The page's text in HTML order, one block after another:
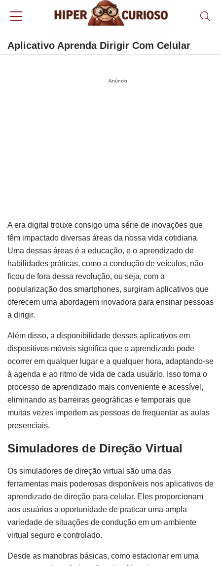
Aplicativo Aprenda Dirigir Com Celular
Anúncio
A era digital trouxe consigo uma série de inovações que
têm impactado diversas áreas da nossa vida cotidiana.
Uma dessas áreas é a educação, e o aprendizado de
habilidades práticas, como a condução de veículos, não
ficou de fora dessa revolução, ou seja, com a
popularização dos smartphones, surgiram aplicativos que
oferecem uma abordagem inovadora para ensinar pessoas
a dirigir.
Além disso, a disponibilidade desses aplicativos em
dispositivos móveis significa que o aprendizado pode
ocorrer em qualquer lugar e a qualquer hora, adaptando-se
à agenda e ao ritmo de vida de cada usuário. Isso torna o
processo de aprendizado mais conveniente e acessível,
eliminando as barreiras geográficas e temporais que
muitas vezes impedem as pessoas de frequentar as aulas
presenciais.
Simuladores de Direção Virtual
Os simuladores de direção virtual são uma das
ferramentas mais poderosas disponíveis nos aplicativos de
aprendizado de direção para celular. Eles proporcionam
aos usuários a oportunidade de praticar uma ampla
variedade de situações de condução em um ambiente
virtual seguro e controlado.
Desde as manobras básicas, como estacionar em uma